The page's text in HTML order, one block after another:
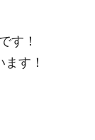
す！
す！